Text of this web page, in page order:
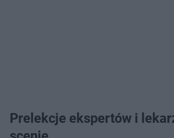
Prelekcje ekspertów i